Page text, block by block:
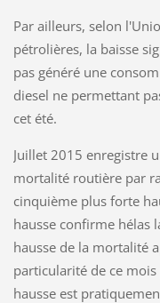
Par ailleurs, selon
pétrolières, la baisse
pas généré une
diesel ne permettant
cet été.
Juillet 2015 enregistre
mortalité routière par
cinquième plus forte
hausse confirme hélas
hausse de la mortalité
particularité de ce
hausse est